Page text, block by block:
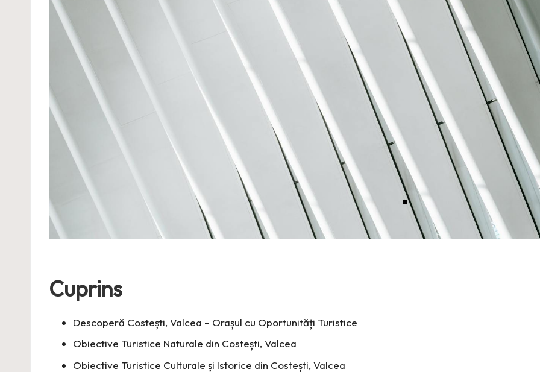
Cuprins
Descoperă Costești, Valcea – Orașul cu Oportunități Turistice
Obiective Turistice Naturale din Costești, Valcea
Obiective Turistice Culturale și Istorice din Costești, Valcea